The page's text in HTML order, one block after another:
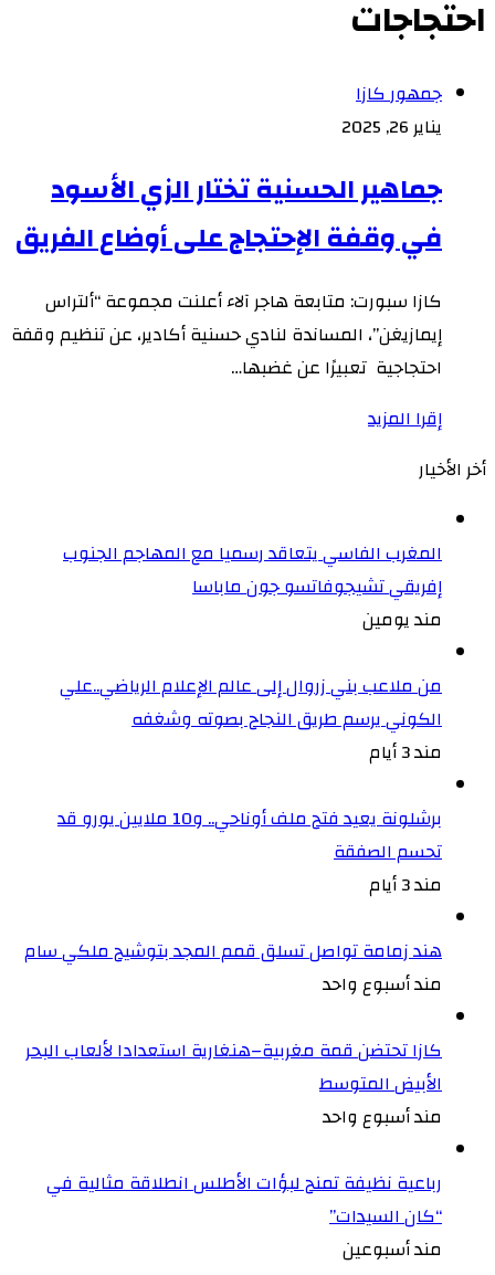
احتجاجات
جمهور كازا
يناير 26, 2025
جماهير الحسنية تختار الزي الأسود
في وقفة الإحتجاج على أوضاع الفريق
كازا سبورت: متابعة هاجر آلاء أعلنت مجموعة “ألتراس
إيمازيغن”، المساندة لنادي حسنية أكادير، عن تنظيم وقفة
احتجاجية تعبيرًا عن غضبها…
إقرا المزيد
أخر الأخيار
المغرب الفاسي يتعاقد رسميا مع المهاجم الجنوب
إفريقي تشيجوفاتسو جون ماباسا
مند يومين
من ملاعب بني زروال إلى عالم الإعلام الرياضي..علي
الكوني يرسم طريق النجاح بصوته وشغفه
مند 3 أيام
برشلونة يعيد فتح ملف أوناحي.. و10 ملايين يورو قد
تحسم الصفقة
مند 3 أيام
هند زمامة تواصل تسلق قمم المجد بتوشيح ملكي سام
مند أسبوع واحد
كازا تحتضن قمة مغربية–هنغارية استعدادا لألعاب البحر
الأبيض المتوسط
مند أسبوع واحد
رباعية نظيفة تمنح لبؤات الأطلس انطلاقة مثالية في
“كان السيدات”
مند أسبوعين